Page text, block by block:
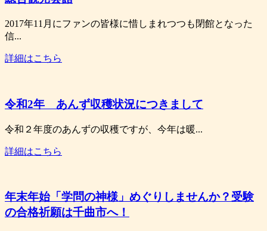
2017年11月にファンの皆様に惜しまれつつも閉館となった
信...
詳細はこちら
令和2年 あんず収穫状況につきまして
令和２年度のあんずの収穫ですが、今年は暖...
詳細はこちら
年末年始「学問の神様」めぐりしませんか？受験
の合格祈願は千曲市へ！